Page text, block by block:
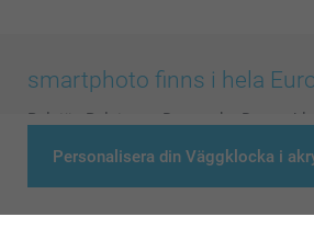
Personalisera din Väggklocka i
smartphoto finns i hela
België Belgique Danmark
Nederland - Norge Österreich